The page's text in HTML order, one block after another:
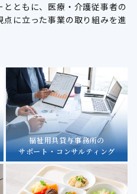
ともに、医療・介護従事者の
に立った事業の取り組みを進
福祉用具貸与事務所の
サポート・コンサルティング